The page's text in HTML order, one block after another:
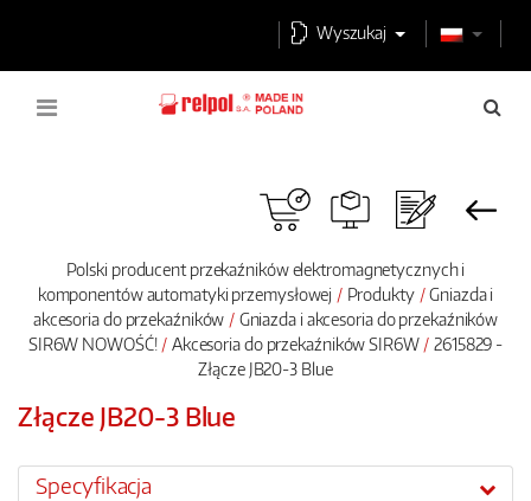
Wyszukaj
Polski producent przekaźników elektromagnetycznych i
komponentów automatyki przemysłowej
Produkty
Gniazda i
akcesoria do przekaźników
Gniazda i akcesoria do przekaźników
SIR6W NOWOŚĆ!
Akcesoria do przekaźników SIR6W
2615829 -
Złącze JB20-3 Blue
Złącze JB20-3 Blue
Specyfikacja